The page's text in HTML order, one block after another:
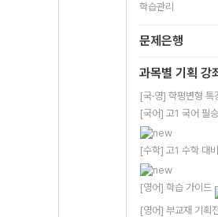
학습관리
문제은행
과목별 기획 강
[국·영] 학평변형 특
[국어] 고1 국어 필
[수학] 고1 수학 대
[영어] 학습 가이드
[영어] 부교재 기획